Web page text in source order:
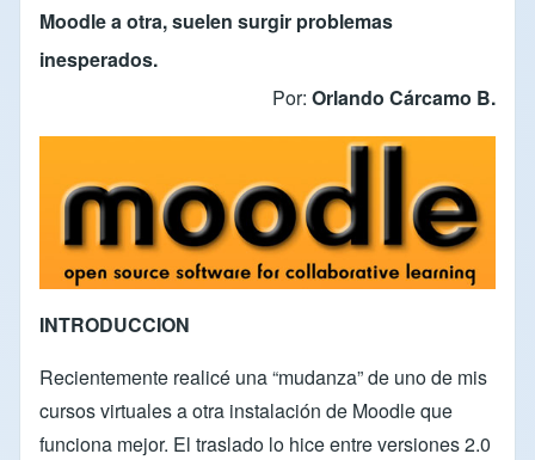
Moodle a otra, suelen surgir problemas
inesperados.
Por: Orlando Cárcamo B.
INTRODUCCION
Recientemente realicé una “mudanza” de uno de mis
cursos virtuales a otra instalación de Moodle que
funciona mejor. El traslado lo hice entre versiones 2.0